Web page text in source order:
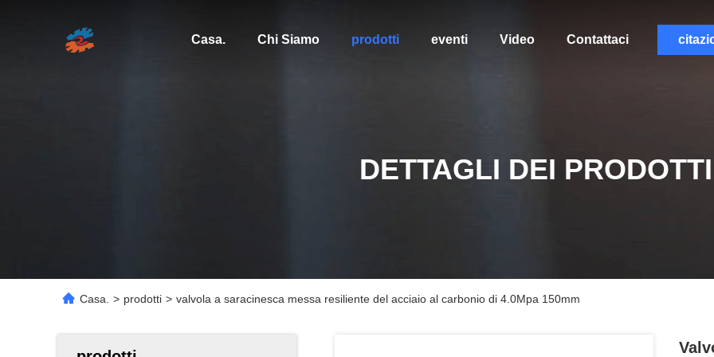
Casa. Chi Siamo prodotti eventi Video Contattaci
DETTAGLI DEI PRODOTTI
Casa. > prodotti > valvola a saracinesca messa resiliente del acciaio al carbonio di 4.0Mpa 150mm